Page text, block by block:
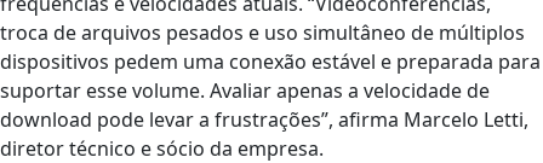
troca de arquivos pesados e uso simultâneo de múltiplos
dispositivos pedem uma conexão estável e preparada para
suportar esse volume. Avaliar apenas a velocidade de
download pode levar a frustrações”, afirma Marcelo Letti,
diretor técnico e sócio da empresa.